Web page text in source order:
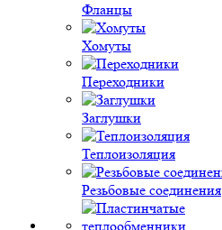
Фланцы
Хомуты
Переходники
Заглушки
Теплоизоляция
Резьбовые соединения